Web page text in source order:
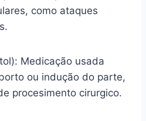
como ataques
Medicação usada
ou indução do parte,
procesimento cirurgico.